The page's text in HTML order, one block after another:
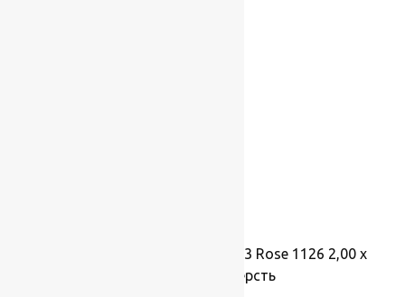
Ковер шерстяной Прямой 113 Rose 1126 2,00 x
3,50 м, 100% шерсть